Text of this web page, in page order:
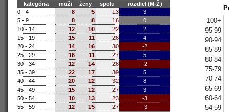
kategória muži ženy spolu
rozdiel (M-Ž)
0 - 4
8 5 13
3
5 - 9
8 8 16
0
10 - 14
12 10 22
2
15 - 19
15 11 26
4
20 - 24
14 16 30
-2
25 - 29
16 11 27
5
30 - 34
12 14 26
-2
35 - 39
22 17 39
5
40 - 44
20 12 32
8
45 - 49
15 12 27
3
50 - 54
10 13 23
-3
55 - 59
12 15 27
-3
100+
95-99
90-94
85-89
80-84
75-79
70-74
65-69
60-64
54-59